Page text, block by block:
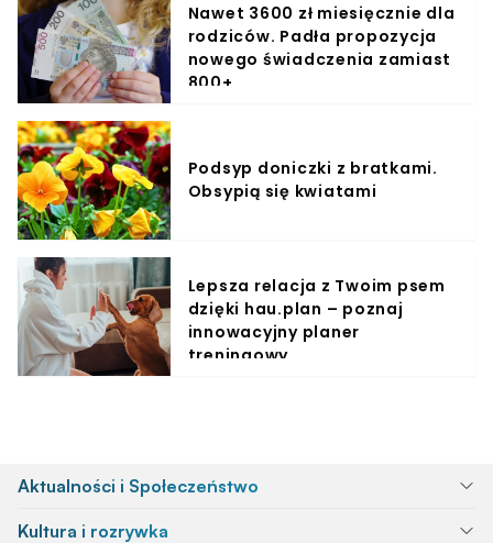
Nawet 3600 zł miesięcznie dla
rodziców. Padła propozycja
nowego świadczenia zamiast
800+
Podsyp doniczki z bratkami.
Obsypią się kwiatami
Lepsza relacja z Twoim psem
dzięki hau.plan – poznaj
innowacyjny planer
treningowy
Aktualności i Społeczeństwo
Kultura i rozrywka